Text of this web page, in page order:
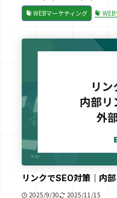
WEBマーケティング
リンクでSEO対策｜内
2025/9/30
2025/11/15